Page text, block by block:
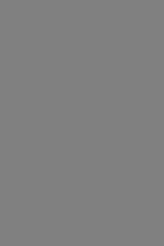
પામેલ લાભાર્થીઓની